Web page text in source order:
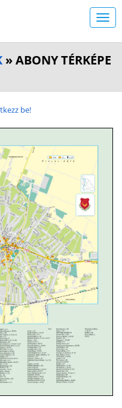
» ABONY TÉRKÉPE
be!